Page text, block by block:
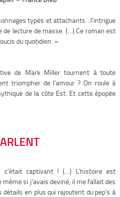
typés et attachants : l’intrigue
lecture de masse. (…) Ce roman est
du quotidien. »
de Mark Miller tournent à toute
triompher de l’amour ? On roule à
de la côte Est. Et cette épopée
c’était captivant ! (…) L’histoire est
si j’avais deviné, il me fallait des
en plus qui rajoutent du pep’s à